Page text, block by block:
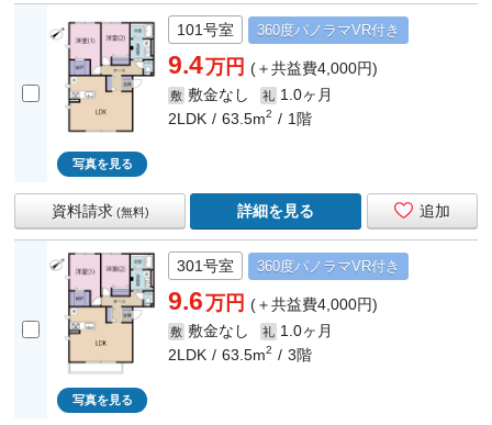
写真を見る
101号室 360度パノラマVR付き
9.4万円(＋共益費4,000円)
敷 敷金なし 礼 1.0ヶ月
2LDK
63.5m2 1階
追加
資料請求 (無料) 詳細を見る
写真を見る
301号室 360度パノラマVR付き
9.6万円(＋共益費4,000円)
敷 敷金なし 礼 1.0ヶ月
2LDK
63.5m2 3階